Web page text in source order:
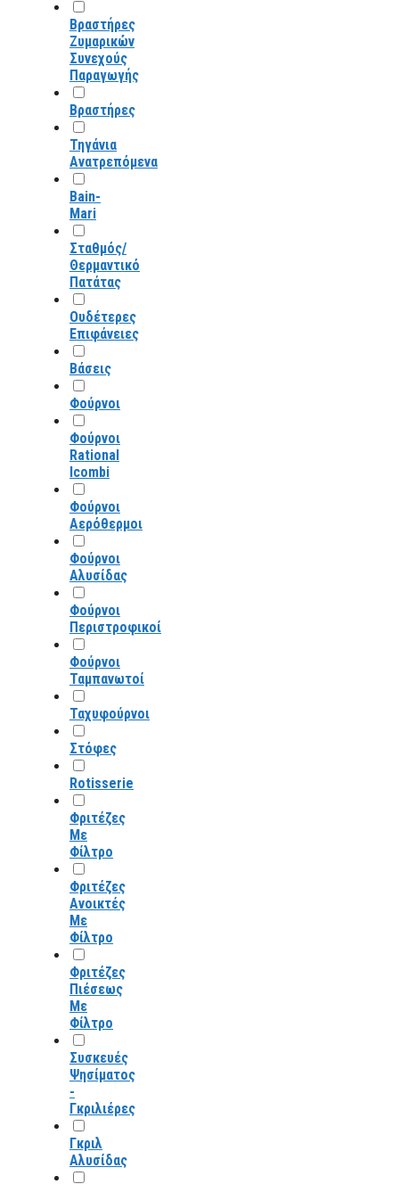
Βραστήρες
Ζυμαρικών
Συνεχούς
Παραγωγής
Βραστήρες
Τηγάνια
Ανατρεπόμενα
Bain-
Mari
Σταθμός/
Θερμαντικό
Πατάτας
Ουδέτερες
Επιφάνειες
Βάσεις
Φούρνοι
Φούρνοι
Rational
Icombi
Φούρνοι
Αερόθερμοι
Φούρνοι
Αλυσίδας
Φούρνοι
Περιστροφικοί
Φούρνοι
Ταμπανωτοί
Ταχυφούρνοι
Στόφες
Rotisserie
Φριτέζες
Με
Φίλτρο
Φριτέζες
Ανοικτές
Με
Φίλτρο
Φριτέζες
Πιέσεως
Με
Φίλτρο
Συσκευές
Ψησίματος
-
Γκριλιέρες
Γκριλ
Αλυσίδας